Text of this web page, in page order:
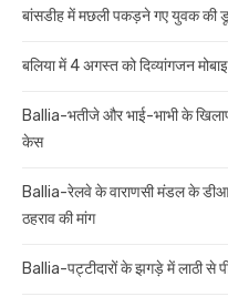
बांसडीह में मछली पकड़ने गए युवक की
बलिया में 4 अगस्त को दिव्यांगजन
Ballia-भतीजे और भाई-भाभी के
केस
Ballia-रेलवे के वाराणसी मंडल के
ठहराव की मांग
Ballia-पट्टीदारों के झगड़े में लाठी से